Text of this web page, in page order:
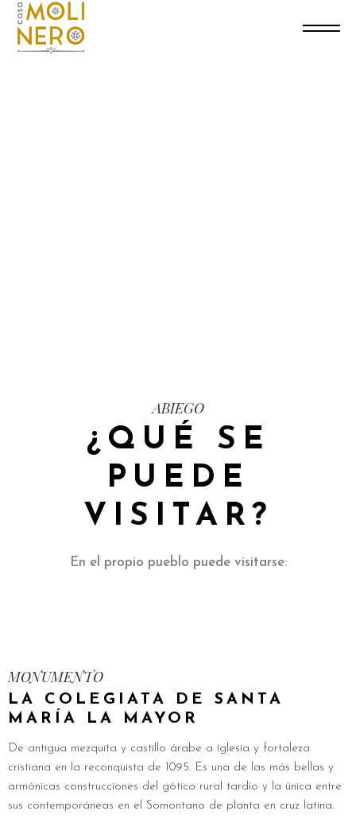
ABIEGO
¿QUÉ SE
PUEDE
VISITAR?
En el propio pueblo puede visitarse:
MONUMENTO
LA COLEGIATA DE SANTA
MARÍA LA MAYOR
De antigua mezquita y castillo árabe a iglesia y fortaleza
cristiana en la reconquista de 1095. Es una de las más bellas y
armónicas construcciones del gótico rural tardío y la única entre
sus contemporáneas en el Somontano de planta en cruz latina.